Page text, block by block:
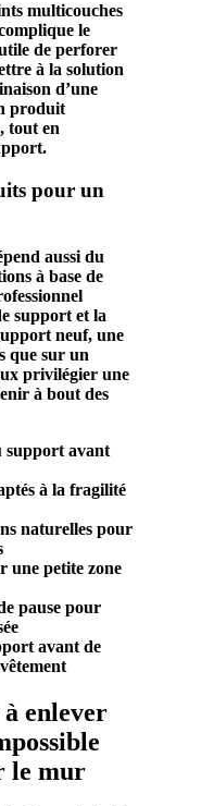
multicouches
le
de perforer
à la solution
d’une
produit
tout en
.
pour un
aussi du
à base de
support et la
neuf, une
que sur un
privilégier une
à bout des
support avant
à la fragilité
naturelles pour
une petite zone
pause pour
avant de
enlever
le mur